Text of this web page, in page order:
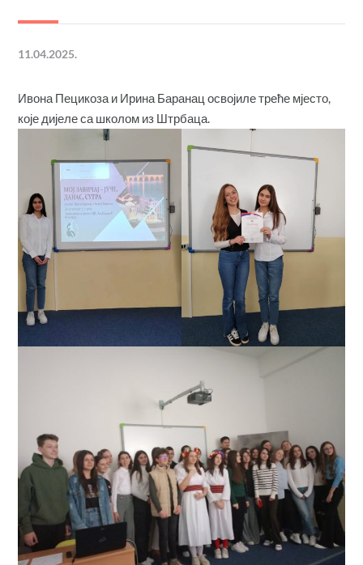
11.04.2025.
Ивона Пецикоза и Ирина Баранац освојиле треће мјесто,
које дијеле са школом из Штрбаца.